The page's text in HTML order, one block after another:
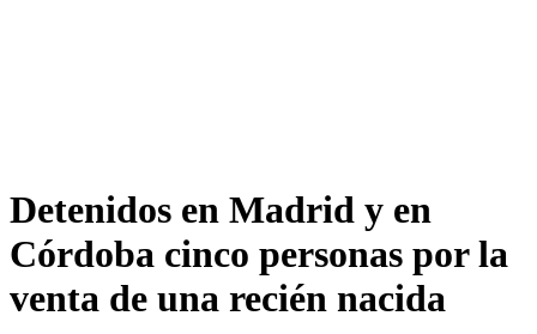
Detenidos en Madrid y en
Córdoba cinco personas por la
venta de una recién nacida